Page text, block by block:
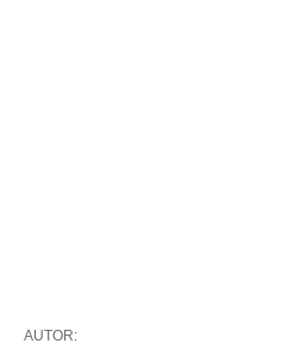
AUTOR: